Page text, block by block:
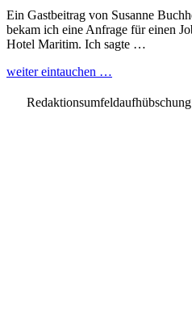
Ein Gastbeitrag von Susanne
bekam ich eine Anfrage für einen
Hotel Maritim. Ich sagte …
weiter eintauchen …
Redaktionsumfeldaufhübschung